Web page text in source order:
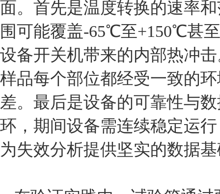
面。首先是温度转换的速率
围可能覆盖-65℃至+150℃甚
设备开关机带来的内部热冲
样品每个部位都经受一致的
差。最后是设备的可靠性与
环，期间设备需连续稳定运
为失效分析提供坚实的数据